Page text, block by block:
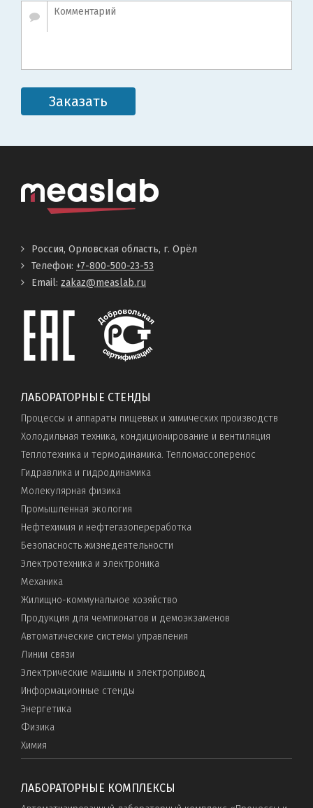
Заказать
Россия, Орловская область, г. Орёл
Телефон: +7-800-500-23-53
Email: zakaz@measlab.ru
ЛАБОРАТОРНЫЕ СТЕНДЫ
Процессы и аппараты пищевых и химических производств
Холодильная техника, кондиционирование и вентиляция
Теплотехника и термодинамика. Тепломассоперенос
Гидравлика и гидродинамика
Молекулярная физика
Промышленная экология
Нефтехимия и нефтегазопереработка
Безопасность жизнедеятельности
Электротехника и электроника
Механика
Жилищно-коммунальное хозяйство
Продукция для чемпионатов и демоэкзаменов
Автоматические системы управления
Линии связи
Электрические машины и электропривод
Информационные стенды
Энергетика
Физика
Химия
ЛАБОРАТОРНЫЕ КОМПЛЕКСЫ